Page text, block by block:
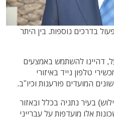
בדרכים נוספות. בין היתר
דהיינו להשתמש באמצעים
טלפון נייד באיזורי
המועדים פורענות וכיו"ב.
בעיר נתניה בכלל ובאזור
אלו מועדפות על עברייני